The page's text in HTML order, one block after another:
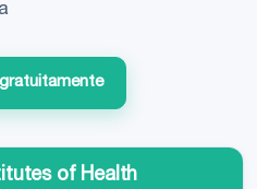
of Health